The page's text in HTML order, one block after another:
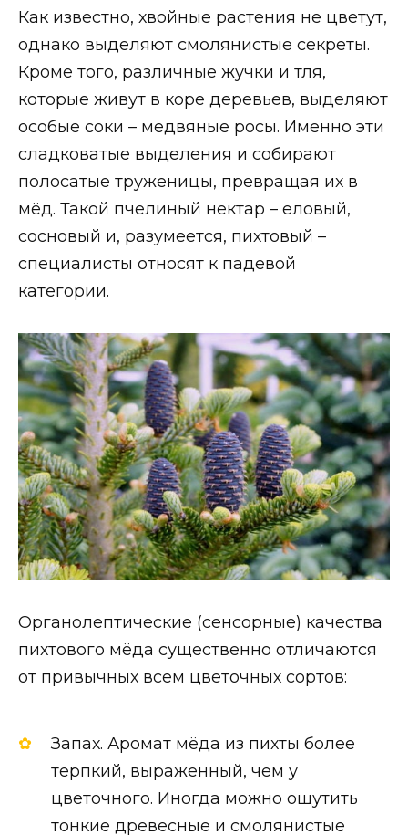
Как известно, хвойные растения не цветут,
однако выделяют смолянистые секреты.
Кроме того, различные жучки и тля,
которые живут в коре деревьев, выделяют
особые соки – медвяные росы. Именно эти
сладковатые выделения и собирают
полосатые труженицы, превращая их в
мёд. Такой пчелиный нектар – еловый,
сосновый и, разумеется, пихтовый –
специалисты относят к падевой
категории.
Органолептические (сенсорные) качества
пихтового мёда существенно отличаются
от привычных всем цветочных сортов:
Запах. Аромат мёда из пихты более
терпкий, выраженный, чем у
цветочного. Иногда можно ощутить
тонкие древесные и смолянистые